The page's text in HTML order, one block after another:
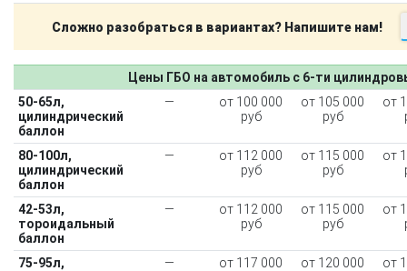
Сложно разобраться в вариантах? Напишите нам!
Цены ГБО на автомобиль с 6-ти
50-65л,
цилиндрический
баллон
—
от 100 000
руб
от 105 000
руб
от
80-100л,
цилиндрический
баллон
—
от 112 000
руб
от 115 000
руб
от
42-53л,
тороидальный
баллон
—
от 112 000
руб
от 115 000
руб
от
75-95л,
—
от 117 000
от 120 000
от